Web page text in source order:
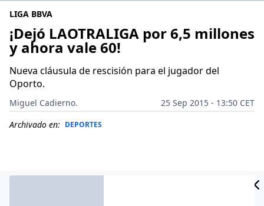
LIGA BBVA
¡Dejó LAOTRALIGA por 6,5 millones
y ahora vale 60!
Nueva cláusula de rescisión para el jugador del
Oporto.
Miguel Cadierno.
25 Sep 2015 - 13:50 CET
Archivado en: DEPORTES